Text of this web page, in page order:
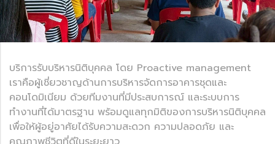
บริการรับบริหารนิติบุคคล โดย Proactive management
เราคือผู้เชี่ยวชาญด้านการบริหารจัดการอาคารชุดและ
คอนโดมิเนียม ด้วยทีมงานที่มีประสบการณ์ และระบบการ
ทำงานที่ได้มาตรฐาน พร้อมดูแลทุกมิติของการบริหารนิติบุคคล
เพื่อให้ผู้อยู่อาศัยได้รับความสะดวก ความปลอดภัย และ